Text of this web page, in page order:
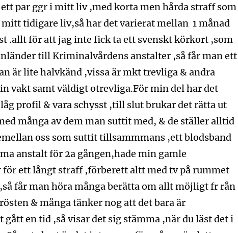
par ggr i mitt liv ,med korta men hårda straff som
tidigare liv,så har det varierat mellan 1 månad
.allt för att jag inte fick ta ett svenskt körkort ,som
till Kriminalvårdens anstalter ,så får man ett
är lite halvkänd ,vissa är mkt trevliga & andra
vakt samt väldigt otrevliga.För min del har det
profil & vara schysst ,till slut brukar det rätta ut
många av dem man suttit med, & de ställer alltid
oss som suttit tillsammmans ,ett blodsband
anstalt för 2a gången,hade min gamle
ett långt straff ,förberett altt med tv på rummet
får man höra många berätta om allt möjligt fr rån
& många tänker nog att det bara är
en tid ,så visar det sig stämma ,när du läst det i